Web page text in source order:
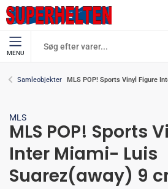
MENU
Samleobjekter MLS POP! Sports Vinyl Figure
MLS
MLS POP! Sports
Inter Miami- Luis
Suarez(away) 9